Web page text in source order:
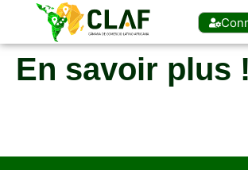
En savoir plus !